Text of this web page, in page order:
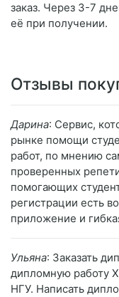
заказ. Через 3-7
её при получении.
Отзывы
Дарина: Сервис,
рынке помощи
работ, по мнению
проверенных
помогающих
регистрации есть
приложение и
Ульяна: Заказать
дипломную работу
НГУ. Написать